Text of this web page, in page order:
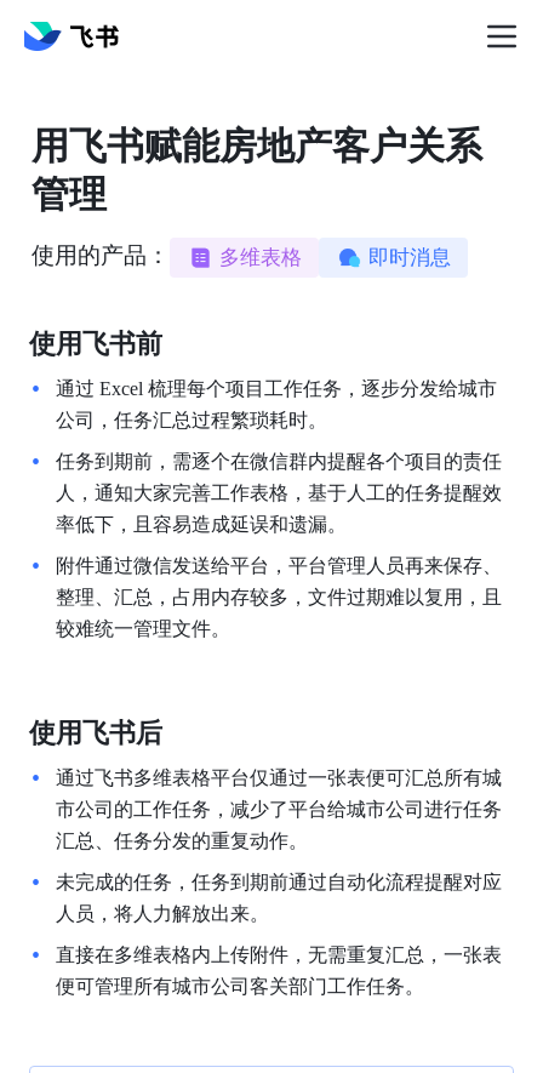
用飞书赋能房地产客户关系
管理
使用的产品： 多维表格 即时消息
使用飞书前
通过 Excel 梳理每个项目工作任务，逐步分发给城市
公司，任务汇总过程繁琐耗时。
任务到期前，需逐个在微信群内提醒各个项目的责任
人，通知大家完善工作表格，基于人工的任务提醒效
率低下，且容易造成延误和遗漏。
附件通过微信发送给平台，平台管理人员再来保存、
整理、汇总，占用内存较多，文件过期难以复用，且
较难统一管理文件。
使用飞书后
通过飞书多维表格平台仅通过一张表便可汇总所有城
市公司的工作任务，减少了平台给城市公司进行任务
汇总、任务分发的重复动作。
未完成的任务，任务到期前通过自动化流程提醒对应
人员，将人力解放出来。
直接在多维表格内上传附件，无需重复汇总，一张表
便可管理所有城市公司客关部门工作任务。